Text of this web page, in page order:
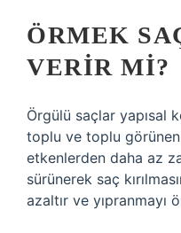
ÖRMEK
VERIR MI?
Örgülü saçlar yapısal
toplu ve toplu görünen
etkenlerden daha az
sürünerek saç
azaltır ve yıpranmayı